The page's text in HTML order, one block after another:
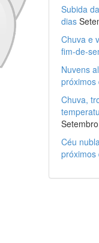
Subida
dias
Chuva e
fim-de-
Nuvens
próximos
Chuva,
Céu
próximos